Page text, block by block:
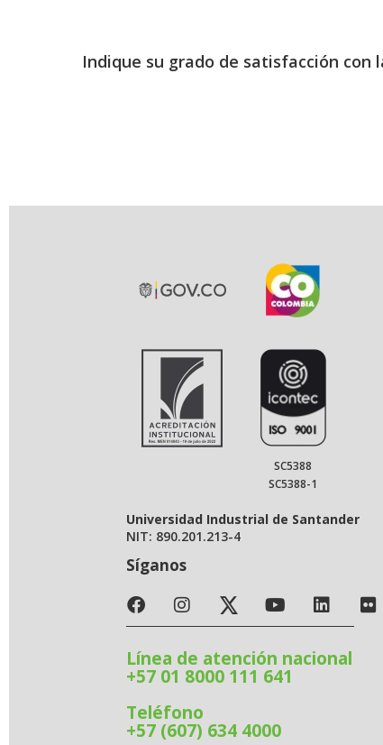
Indique su grado de satisfacción con